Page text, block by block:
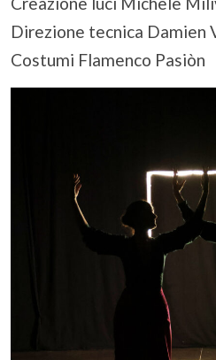
Direzione tecnica Damien
Costumi Flamenco Pasiòn